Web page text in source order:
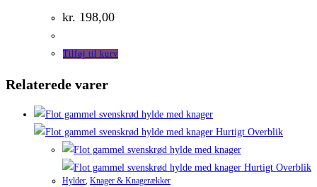
kr. 198,00
Tilføj til kurv
Relaterede varer
Hurtigt Overblik
Hurtigt Overblik
Hylder, Knager & Knagerækker